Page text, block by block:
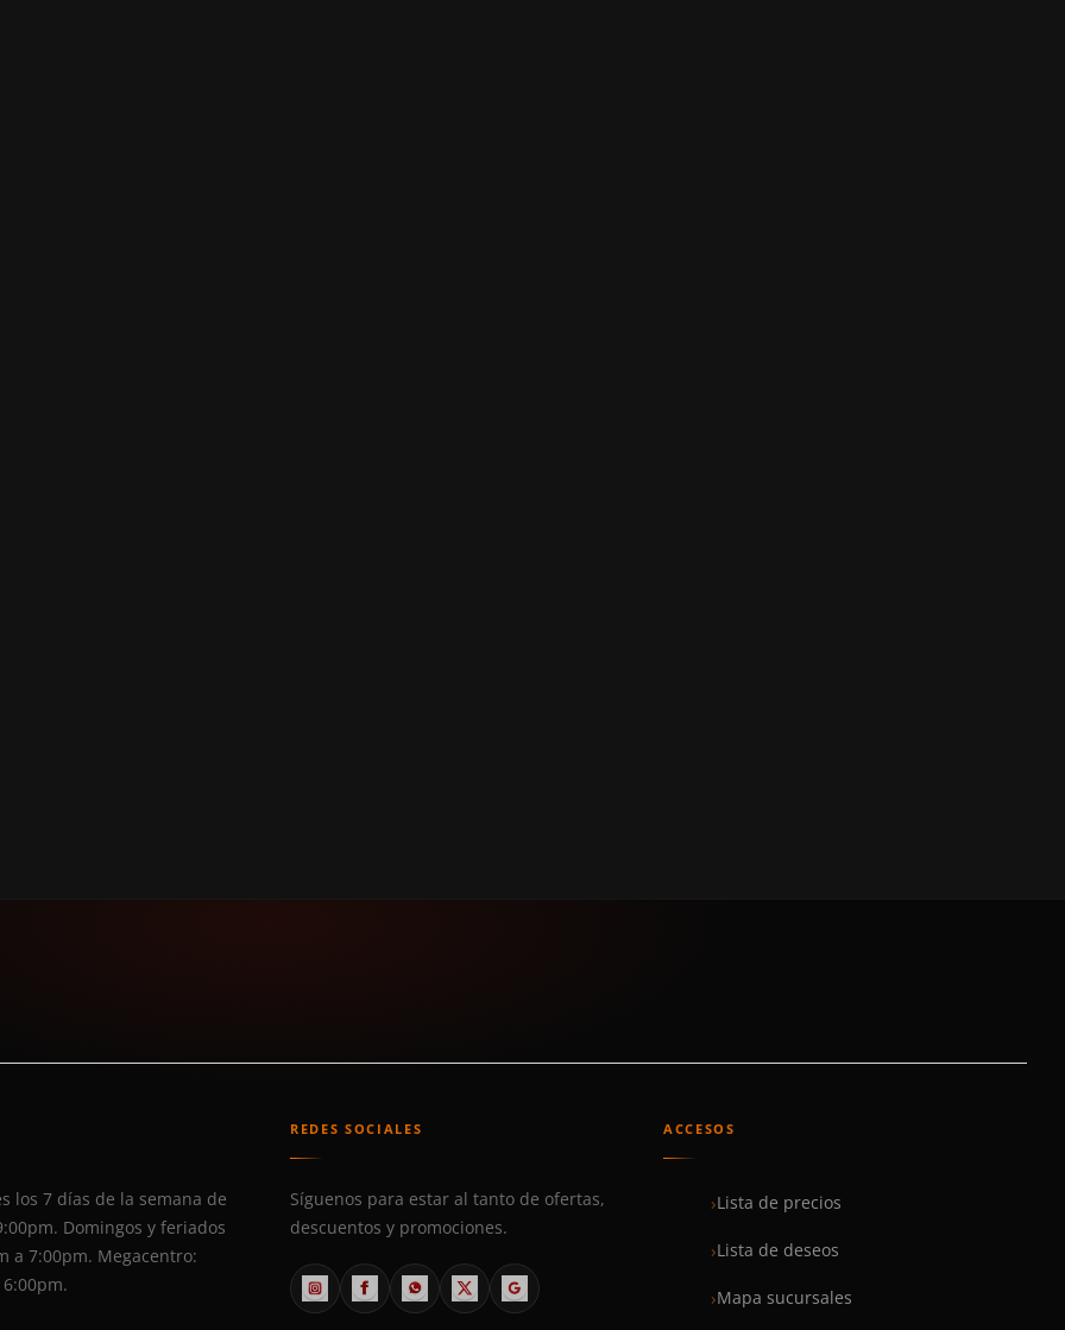
los 7 días de la semana de
Domingos y feriados
a 7:00pm. Megacentro:
REDES SOCIALES
Síguenos para estar al tanto de ofertas,
descuentos y promociones.
ACCESOS
Lista de precios
Lista de deseos
Mapa sucursales